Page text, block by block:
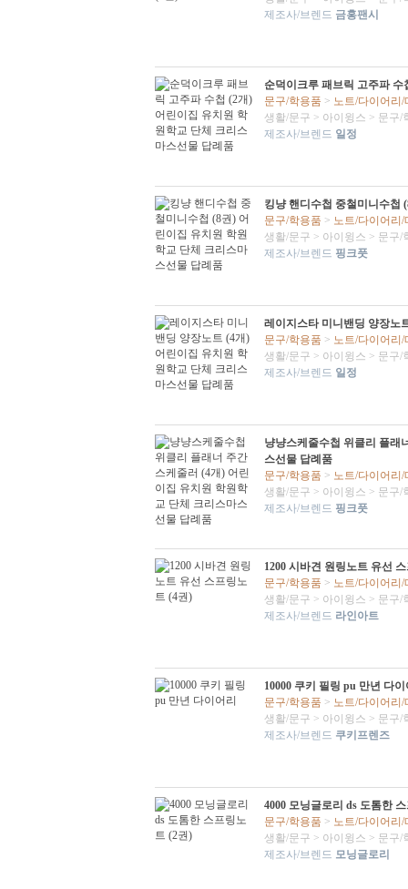
제조사/브렌드 금홍팬시
순덕이크루 패브릭 고주파
문구/학용품 > 노트/다이어리/
생활/문구 > 아이윙스 > 문구/
제조사/브렌드 일정
킹냥 핸디수첩 중철미니수첩
문구/학용품 > 노트/다이어리/
생활/문구 > 아이윙스 > 문구/
제조사/브렌드 핑크풋
레이지스타 미니밴딩 양장노
문구/학용품 > 노트/다이어리/
생활/문구 > 아이윙스 > 문구/
제조사/브렌드 일정
냥냥스케줄수첩 위클리 플래
스선물 답례품
문구/학용품 > 노트/다이어리/
생활/문구 > 아이윙스 > 문구/
제조사/브렌드 핑크풋
1200 시바견 원링노트 유선
문구/학용품 > 노트/다이어리/
생활/문구 > 아이윙스 > 문구/
제조사/브렌드 라인아트
10000 쿠키 필링 pu 만년 다
문구/학용품 > 노트/다이어리/
생활/문구 > 아이윙스 > 문구/
제조사/브렌드 쿠키프렌즈
4000 모닝글로리 ds 도톰한
문구/학용품 > 노트/다이어리/
생활/문구 > 아이윙스 > 문구/
제조사/브렌드 모닝글로리